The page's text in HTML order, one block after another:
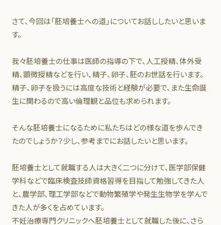
さて、今回は「胚培養士への道」についてお話ししたいと思いま
す。
我々胚培養士の仕事は医師の指導の下で、人工授精、体外受
精、顕微授精などを行い、精子、卵子、胚のお世話を行います。
精子、卵子を扱うには高度な技術と経験が必要で、また生命誕
生に関わるので高い倫理観と品位も求められます。
そんな胚培養士になるために私たちはどの様な道を歩んでき
たのでしょうか？少し、参考までにお話したいと思います。
胚培養士として就職する人は大きく二つに分けて、医学部保健
学科などで臨床検査技師資格習得を目指して勉強してきた人
と、農学部、理工学部などで動物繁殖学や発生生物学を学んで
きた人が多くを占めています。
不妊治療専門クリニックへ胚培養士として就職した後に、さら